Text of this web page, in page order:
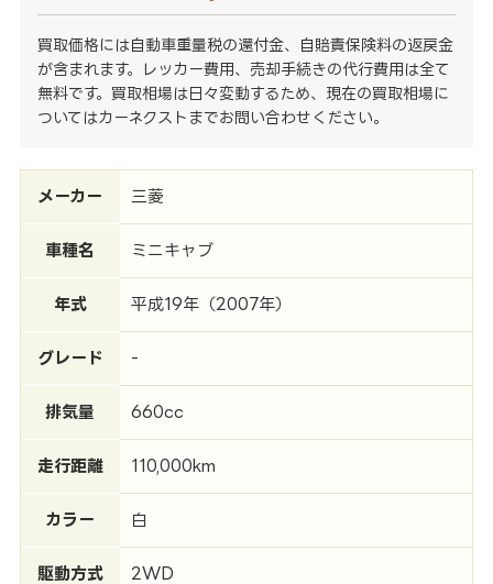
買取価格には自動車重量税の還付金、自賠責保険料の返戻金
が含まれます。レッカー費用、売却手続きの代行費用は全て
無料です。買取相場は日々変動するため、現在の買取相場に
ついてはカーネクストまでお問い合わせください。
メーカー 三菱
車種名 ミニキャブ
年式 平成19年（2007年）
グレード -
排気量 660cc
走行距離 110,000km
カラー 白
駆動方式 2WD